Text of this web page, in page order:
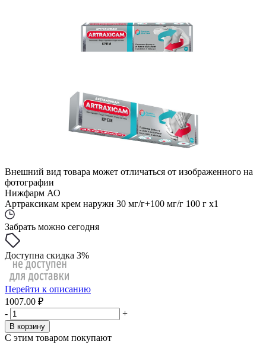
Внешний вид товара может отличаться от изображенного на
фотографии
Нижфарм АО
Артраксикам крем наружн 30 мг/г+100 мг/г 100 г x1
Забрать можно сегодня
Доступна скидка 3%
Перейти к описанию
1007.00 ₽
-
+
В корзину
С этим товаром покупают